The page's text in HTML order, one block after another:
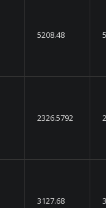
5208.48
2326.5792
3127.68